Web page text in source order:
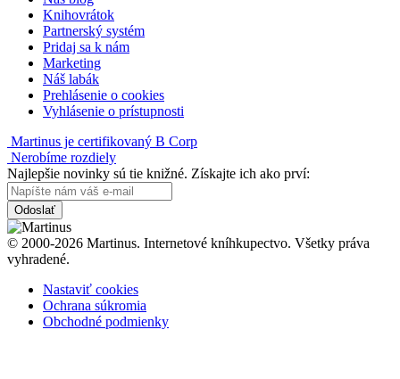
Knihovrátok
Partnerský systém
Pridaj sa k nám
Marketing
Náš labák
Prehlásenie o cookies
Vyhlásenie o prístupnosti
Martinus je certifikovaný B Corp
Nerobíme rozdiely
Najlepšie novinky sú tie knižné. Získajte ich ako prví:
Odoslať
© 2000-2026 Martinus. Internetové kníhkupectvo. Všetky práva
vyhradené.
Nastaviť cookies
Ochrana súkromia
Obchodné podmienky